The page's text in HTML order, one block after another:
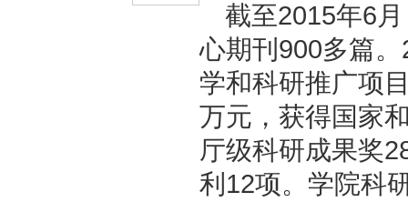
截至2015年6
心期刊900多篇
学和科研推广项
万元，获得国家
厅级科研成果奖
利12项。学院科